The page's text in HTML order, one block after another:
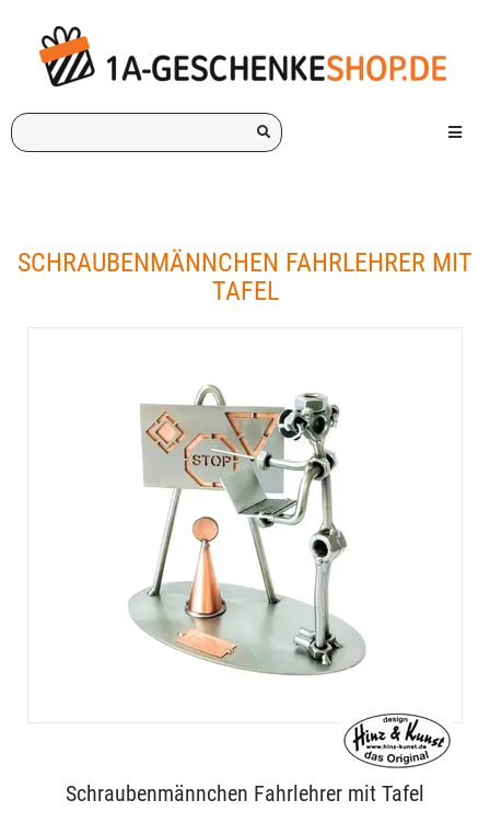
Ich
suche
Menü
SCHRAUBENMÄNNCHEN FAHRLEHRER MIT
TAFEL
Schraubenmännchen Fahrlehrer mit Tafel